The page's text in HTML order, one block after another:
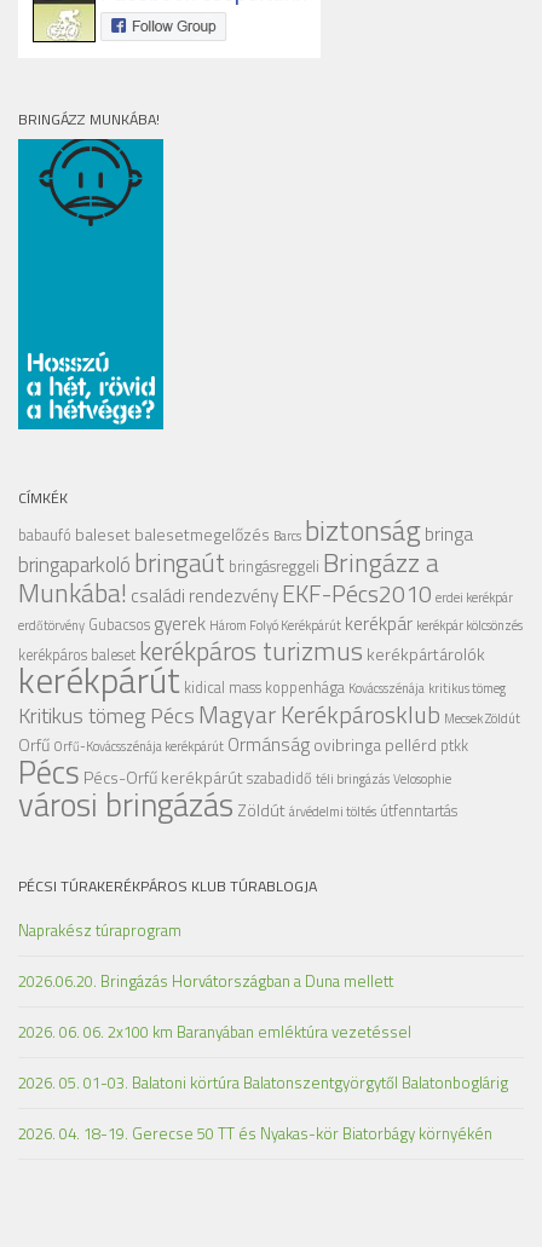
BRINGÁZZ MUNKÁBA!
CÍMKÉK
babaufó balesetbalesetmegelőzés Barcs biztonságbringa
bringaparkolóbringaút bringásreggeli Bringázz a
Munkába! családi rendezvényEKF-Pécs2010 erdei kerékpár
erdőtörvény Gubacsos gyerek Három Folyó Kerékpárút kerékpár kerékpár kölcsönzés
kerékpáros baleset kerékpáros turizmus kerékpártárolók
kerékpárút kidical mass koppenhága Kovácsszénája kritikus tömeg
Kritikus tömeg PécsMagyar Kerékpárosklub Mecsek Zöldút
Orfű Orfű-Kovácsszénája kerékpárút Ormánságovibringapellérd ptkk
Pécs Pécs-Orfű kerékpárútszabadidő téli bringázásVelosophie
városi bringázás Zöldútárvédelmi töltés útfenntartás
PÉCSI TÚRAKERÉKPÁROS KLUB TÚRABLOGJA
Naprakész túraprogram
2026.06.20. Bringázás Horvátországban a Duna mellett
2026. 06. 06. 2x100 km Baranyában emléktúra vezetéssel
2026. 05. 01-03. Balatoni körtúra Balatonszentgyörgytől Balatonboglárig
2026. 04. 18-19. Gerecse 50 TT és Nyakas-kör Biatorbágy környékén